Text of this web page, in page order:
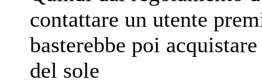
contattare un utente
basterebbe poi
del sole